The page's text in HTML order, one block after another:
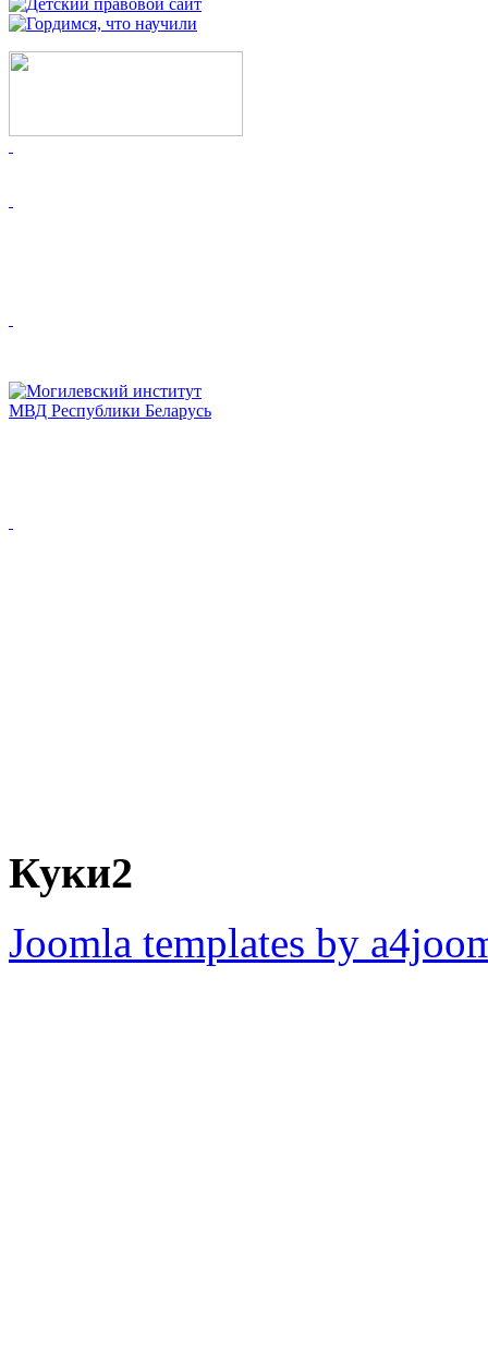
Куки2
Joomla templates by